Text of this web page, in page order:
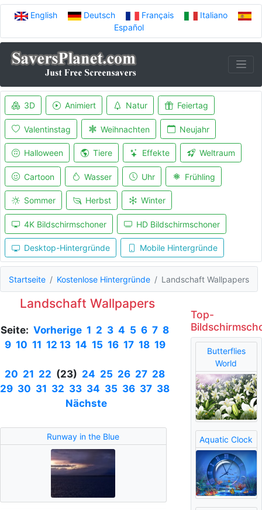
English Deutsch Français
Italiano
Español
3D Animiert Natur Feiertag
Valentinstag Weihnachten Neujahr
Halloween Tiere Effekte Weltraum
Cartoon Wasser Uhr Frühling
Sommer Herbst Winter
4K Bildschirmschoner HD Bildschirmschoner
Desktop-Hintergründe Mobile Hintergründe
Startseite Kostenlose Hintergründe Landschaft Wallpapers
Landschaft Wallpapers
Seite:Vorherige 1 2 3 4 5 6 7 8
9 10 11 12 13 14 15 16 17 18 19
20 21 22 (23) 24 25 26 27 28
29 30 31 32 33 34 35 36 37 38
Nächste
Runway in the Blue
Top-
Butterflies
World
Aquatic Clock